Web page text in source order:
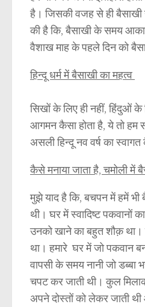
shoes
पर
जाएँ
फैशनेबल
में
अग्रणी!
है। जिसकी वजह से ही बैसाखी
की है कि, बैसाखी के समय
वैशाख माह के पहले दिन को
हिन्दू धर्म में बैसाखी का महत्व
सिखों के लिए ही नहीं, हिंदुओं के
आगमन कैसा होता है, ये तो हम
असली हिन्दू नव वर्ष का
कैसे मनाया जाता है, चमोली में
मुझे याद है कि, बचपन में हमें भी
थी। घर में स्वादिष्ट पकवानों
उनको खाने का बहुत शौक़ था।
था। हमारे घर में जो पकवान
वापसी के समय नानी जो
चपट कर जाती थी। कुल
अपने दोस्तों को लेकर जाती